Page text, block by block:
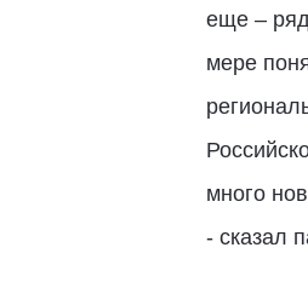
еще –
мере
много
- сказал